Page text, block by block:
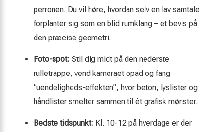
perronen. Du vil høre, hvordan selv en lav samtale
forplanter sig som en blid rumklang – et bevis på
den præcise geometri.
Foto-spot: Stil dig midt på den nederste
rulletrappe, vend kameraet opad og fang
“uendeligheds-effekten”, hvor beton, lyslister og
håndlister smelter sammen til ét grafisk mønster.
Bedste tidspunkt: Kl. 10-12 på hverdage er der